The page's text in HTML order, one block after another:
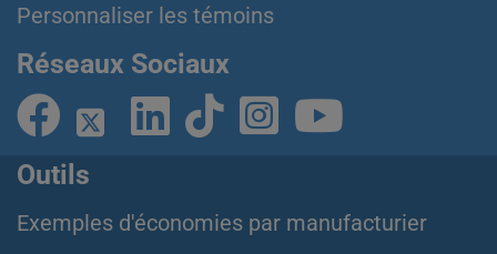
Personnaliser les témoins
Réseaux Sociaux
Outils
Exemples d'économies par manufacturier